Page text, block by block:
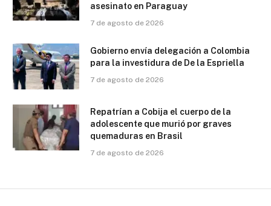
asesinato en Paraguay
7 de agosto de 2026
Gobierno envía delegación a Colombia
para la investidura de De la Espriella
7 de agosto de 2026
Repatrían a Cobija el cuerpo de la
adolescente que murió por graves
quemaduras en Brasil
7 de agosto de 2026